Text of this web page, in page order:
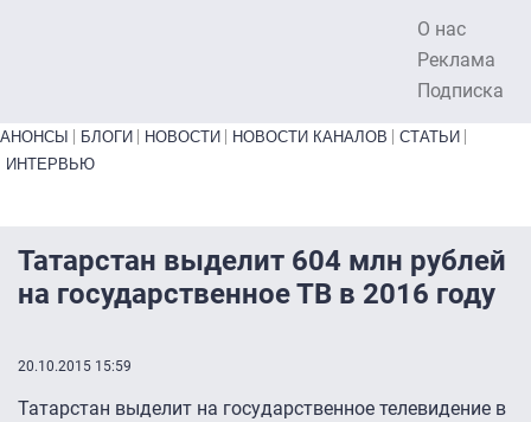
О нас
Реклама
Подписка
Primary links bottom
АНОНСЫ БЛОГИ НОВОСТИ НОВОСТИ КАНАЛОВ
СТАТЬИ
ИНТЕРВЬЮ
Татарстан выделит 604 млн рублей
на государственное ТВ в 2016 году
20.10.2015 15:59
Татарстан выделит на государственное телевидение в